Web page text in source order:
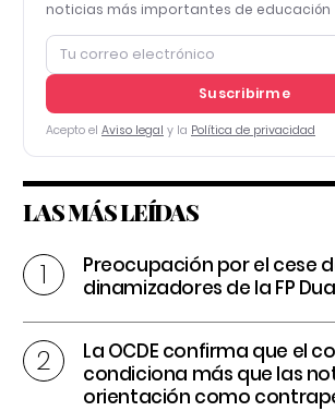
noticias más importantes de educación
Suscribirme
Acepto el Aviso legal y la Política de privacidad
LAS MÁS LEÍDAS
Preocupación por el cese
dinamizadores de la FP
La OCDE confirma que el
condiciona más que las
orientación como